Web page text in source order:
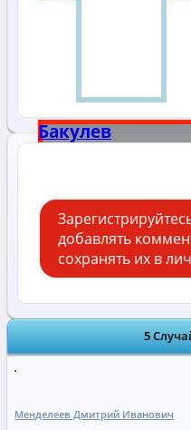
Бакулев
добавлять
сохранять их в
5
Менделеев Дмитрий Иванович